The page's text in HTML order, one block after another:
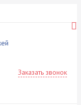
Заказать звонок